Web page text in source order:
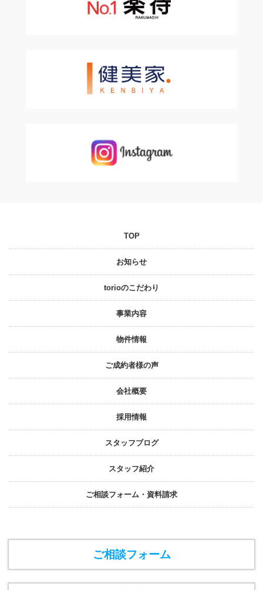
TOP
お知らせ
torioのこだわり
事業内容
物件情報
ご成約者様の声
会社概要
採⽤情報
スタッフブログ
スタッフ紹介
ご相談フォーム・資料請求
ご相談フォーム